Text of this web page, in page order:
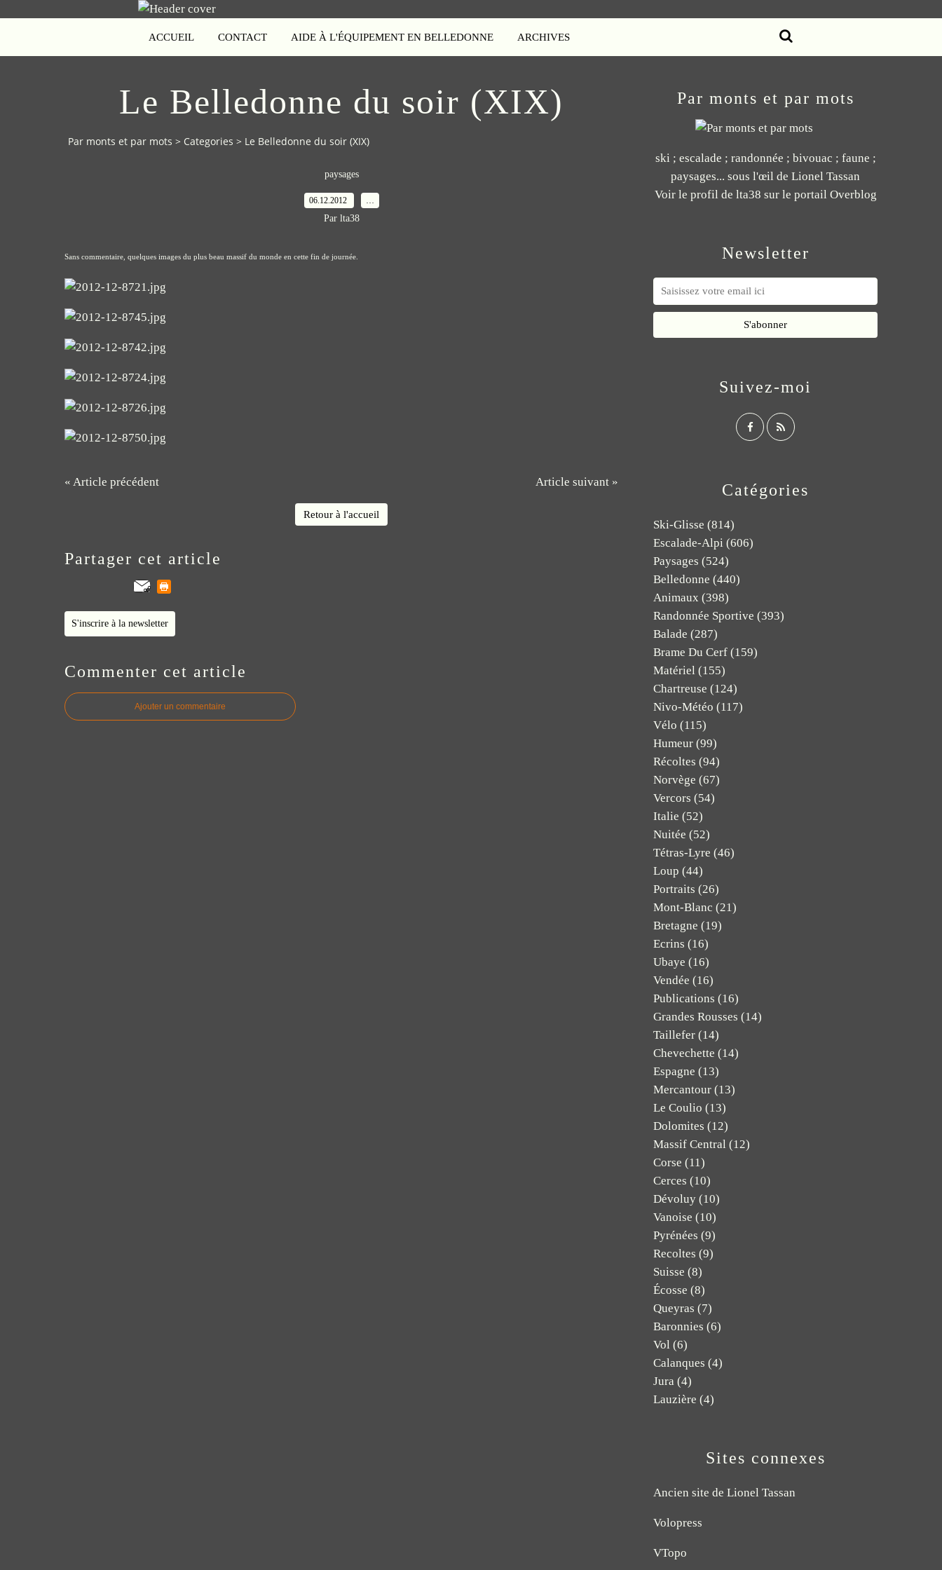
ACCUEIL CONTACT AIDE À L'ÉQUIPEMENT EN BELLEDONNE ARCHIVES
Le Belledonne du soir (XIX)
Par monts et par mots > Categories > Le Belledonne du soir (XIX)
paysages
06.12.2012
Par lta38
Sans commentaire, quelques images du plus beau massif du monde en cette fin de journée.
« Article précédent Article suivant »
Retour à l'accueil
Partager cet article
S'inscrire à la newsletter
Commenter cet article
Ajouter un commentaire
Newsletter
Catégories
Ski-Glisse (814)
Escalade-Alpi (606)
Paysages (524)
Belledonne (440)
Animaux (398)
Randonnée Sportive (393)
Balade (287)
Brame Du Cerf (159)
Matériel (155)
Chartreuse (124)
Nivo-Météo (117)
Vélo (115)
Humeur (99)
Récoltes (94)
Norvège (67)
Vercors (54)
Italie (52)
Nuitée (52)
Tétras-Lyre (46)
Loup (44)
Portraits (26)
Mont-Blanc (21)
Bretagne (19)
Ecrins (16)
Ubaye (16)
Vendée (16)
Publications (16)
Grandes Rousses (14)
Taillefer (14)
Chevechette (14)
Espagne (13)
Mercantour (13)
Le Coulio (13)
Dolomites (12)
Massif Central (12)
Corse (11)
Cerces (10)
Dévoluy (10)
Vanoise (10)
Pyrénées (9)
Recoltes (9)
Suisse (8)
Écosse (8)
Queyras (7)
Baronnies (6)
Vol (6)
Calanques (4)
Jura (4)
Lauzière (4)
Par monts et par mots
ski ; escalade ; randonnée ; bivouac ; faune ;
paysages... sous l'œil de Lionel Tassan
Voir le profil de lta38 sur le portail Overblog
Suivez-moi
Sites connexes
Ancien site de Lionel Tassan
Volopress
VTopo